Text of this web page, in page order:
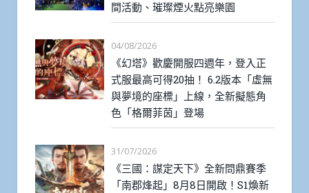
間活動、璀璨煙火點亮樂園
04/08/2026
《幻塔》歡慶開服四週年，登入正
式服最高可得20抽！ 6.2版本「虛無
與夢境的座標」上線，全新擬態角
色「格爾菲茵」登場
31/07/2026
《三國：謀定天下》全新問鼎賽季
「南郡烽起」8月8日開啟！S1煥新